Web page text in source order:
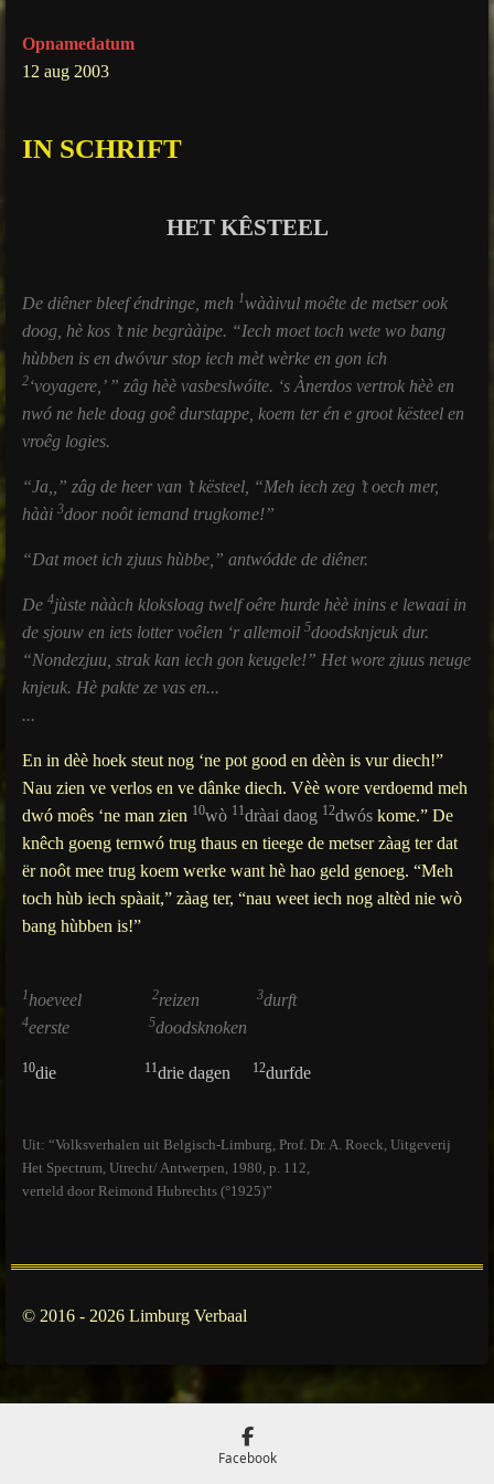
Opnamedatum
12 aug 2003
IN SCHRIFT
HET KÊSTEEL
De diêner bleef éndringe, meh 1wààivul moête de metser ook
doog, hè kos ’t nie begrààipe. “Iech moet toch wete wo bang
hùbben is en dwóvur stop iech mèt wèrke en gon ich
2‘voyagere,’ ” zâg hèè vasbeslwóite. ‘s Ànerdos vertrok hèè en
nwó ne hele doag goê durstappe, koem ter én e groot kësteel en
vroêg logies.
“Ja,,” zâg de heer van ’t kësteel, “Meh iech zeg ’t oech mer,
hàài 3door noôt iemand trugkome!”
“Dat moet ich zjuus hùbbe,” antwódde de diêner.
De 4jùste nààch kloksloag twelf oêre hurde hèè inins e lewaai in
de sjouw en iets lotter voêlen ‘r allemoil 5doodsknjeuk dur.
“Nondezjuu, strak kan iech gon keugele!” Het wore zjuus neuge
knjeuk. Hè pakte ze vas en...
...
En in dèè hoek steut nog ‘ne pot good en dèèn is vur diech!”
Nau zien ve verlos en ve dânke diech. Vèè wore verdoemd meh
dwó moês ‘ne man zien 10wò 11dràai daog 12dwós kome.” De
knêch goeng ternwó trug thaus en tieege de metser zàag ter dat
ër noôt mee trug koem werke want hè hao geld genoeg. “Meh
toch hùb iech spàait,” zàag ter, “nau weet iech nog altèd nie wò
bang hùbben is!”
1hoeveel 2reizen 3durft
4eerste 5doodsknoken
10die 11drie dagen 12durfde
Uit: “Volksverhalen uit Belgisch-Limburg, Prof. Dr. A. Roeck, Uitgeverij
Het Spectrum, Utrecht/ Antwerpen, 1980, p. 112,
verteld door Reimond Hubrechts (°1925)”
© 2016 - 2026 Limburg Verbaal
Facebook